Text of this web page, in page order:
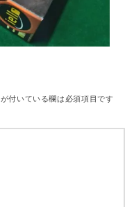
が付いている欄は必須項目です